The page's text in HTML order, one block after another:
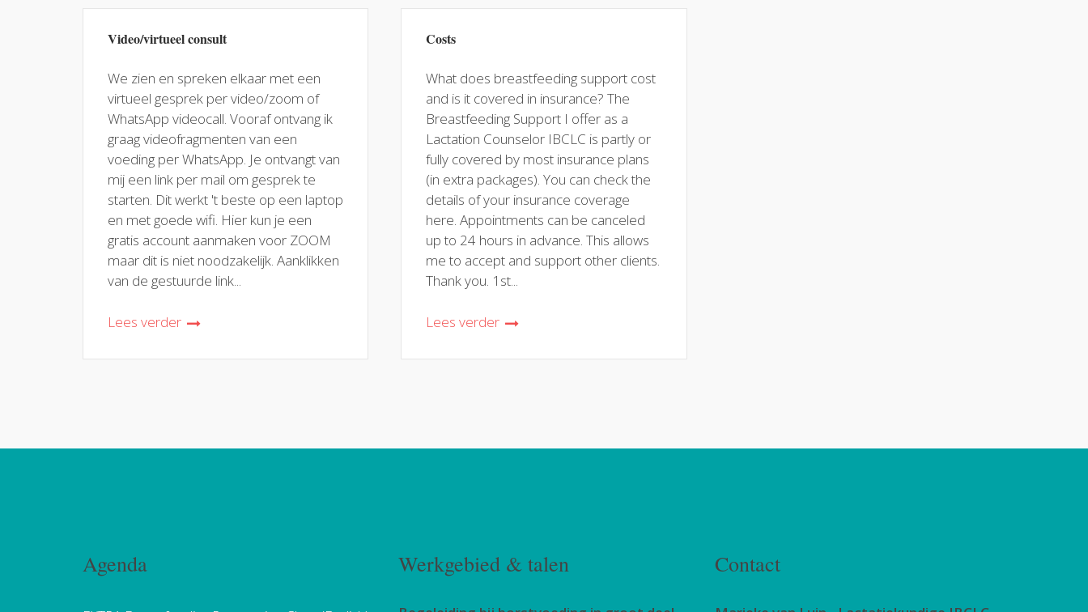
Video/virtueel consult
We zien en spreken elkaar met een
virtueel gesprek per video/zoom of
WhatsApp videocall. Vooraf ontvang ik
graag videofragmenten van een
voeding per WhatsApp. Je ontvangt van
mij een link per mail om gesprek te
starten. Dit werkt 't beste op een laptop
en met goede wifi. Hier kun je een
gratis account aanmaken voor ZOOM
maar dit is niet noodzakelijk. Aanklikken
van de gestuurde link...
Lees verder
Costs
What does breastfeeding support cost
and is it covered in insurance? The
Breastfeeding Support I offer as a
Lactation Counselor IBCLC is partly or
fully covered by most insurance plans
(in extra packages). You can check the
details of your insurance coverage
here. Appointments can be canceled
up to 24 hours in advance. This allows
me to accept and support other clients.
Thank you. 1st...
Lees verder
Agenda Werkgebied & talen Contact